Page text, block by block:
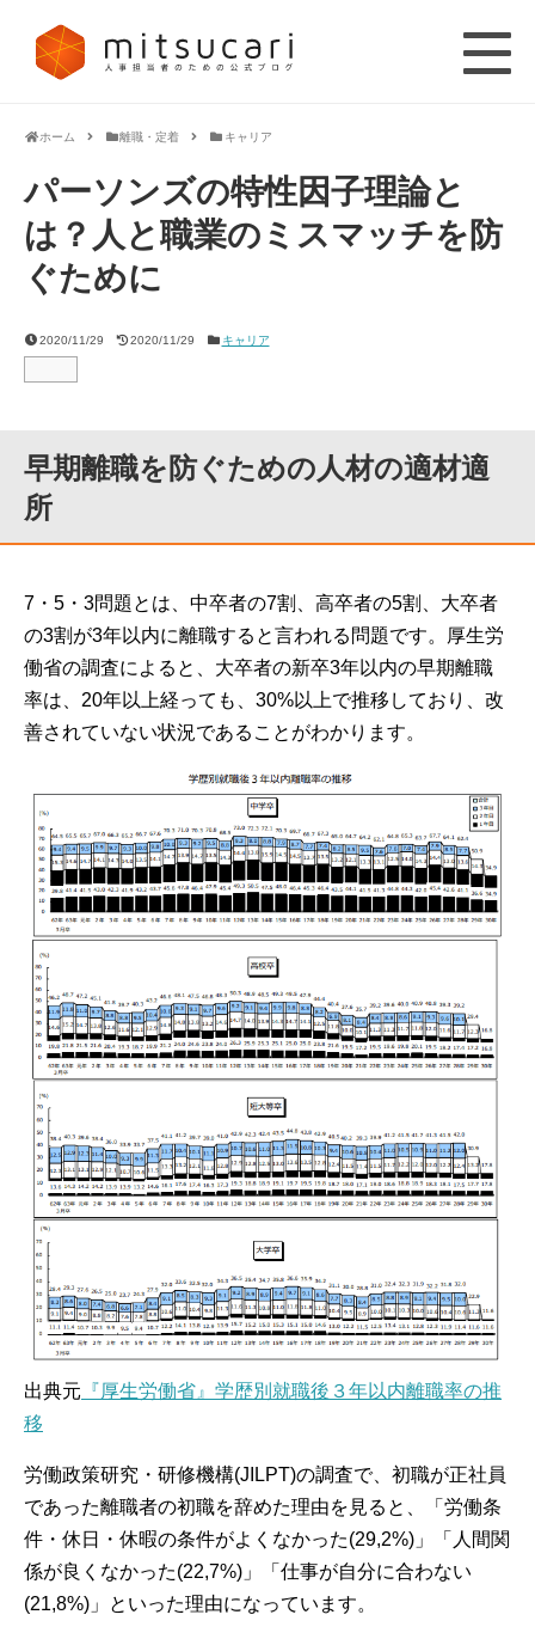
ホーム 離職・定着 キャリア
パーソンズの特性因子理論と
は？人と職業のミスマッチを防
ぐために
2020/11/29 2020/11/29 キャリア
早期離職を防ぐための人材の適材適
所
7・5・3問題とは、中卒者の7割、高卒者の5割、大卒者
の3割が3年以内に離職すると言われる問題です。厚生労
働省の調査によると、大卒者の新卒3年以内の早期離職
率は、20年以上経っても、30%以上で推移しており、改
善されていない状況であることがわかります。
出典元 『厚生労働省』学歴別就職後３年以内離職率の推
移
労働政策研究・研修機構(JILPT)の調査で、初職が正社員
であった離職者の初職を辞めた理由を見ると、「労働条
件・休日・休暇の条件がよくなかった(29,2%)」「人間関
係が良くなかった(22,7%)」「仕事が自分に合わない
(21,8%)」といった理由になっています。